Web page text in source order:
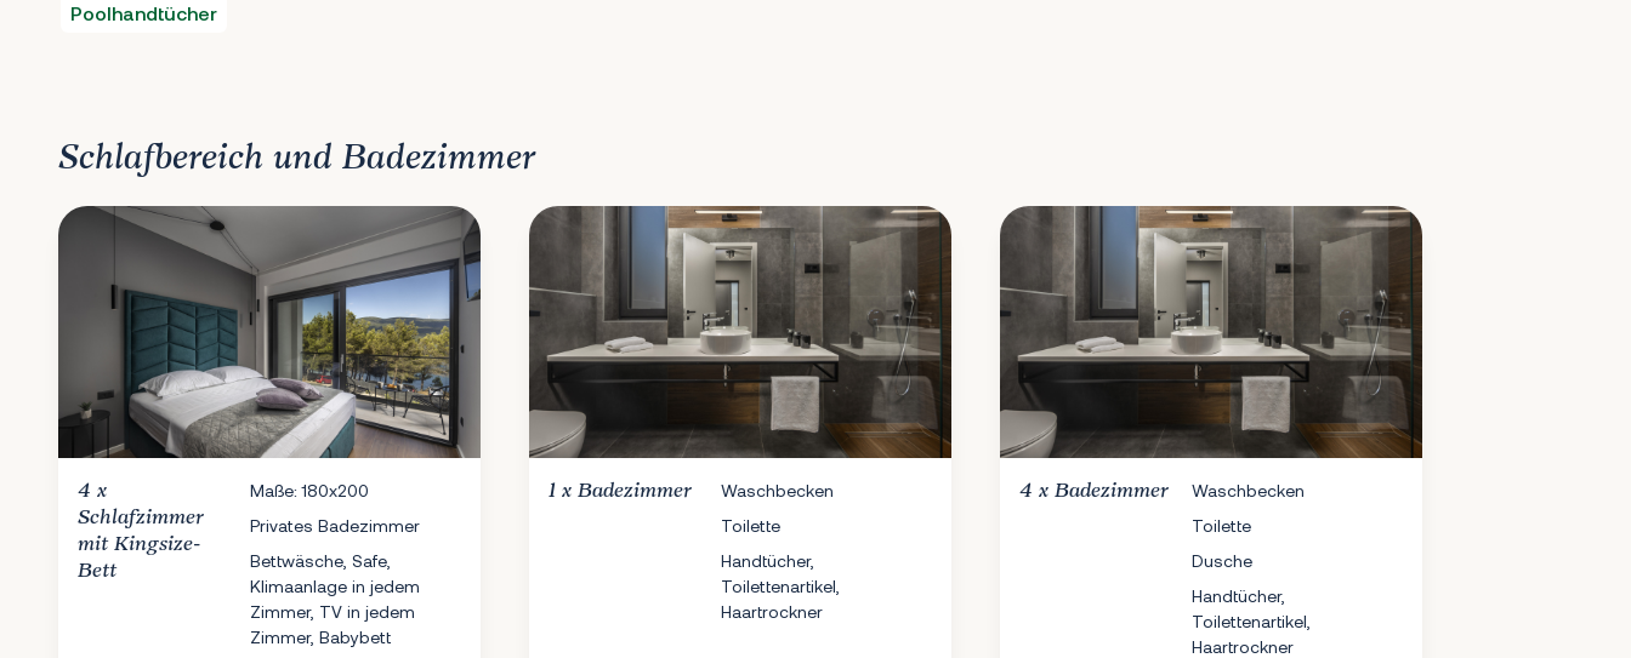
Poolhandtücher
Schlafbereich und Badezimmer
4 x
Schlafzimmer
mit Kingsize-
Bett
Maße: 180x200
Privates Badezimmer
Bettwäsche, Safe,
Klimaanlage in jedem
Zimmer, TV in jedem
Zimmer, Babybett
1 x Badezimmer
Waschbecken
Toilette
Handtücher,
Toilettenartikel,
Haartrockner
4 x Badezimmer
Waschbecken
Toilette
Dusche
Handtücher,
Toilettenartikel,
Haartrockner